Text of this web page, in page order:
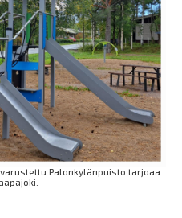
Palonkylänpuisto tarjoaa